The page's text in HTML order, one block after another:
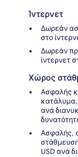
Ίντερνετ
Δωρεάν
στο
Δωρεάν
ίντερνετ
Χώρος
Ασφαλής
ανά
Ασφαλής,
USD ανά